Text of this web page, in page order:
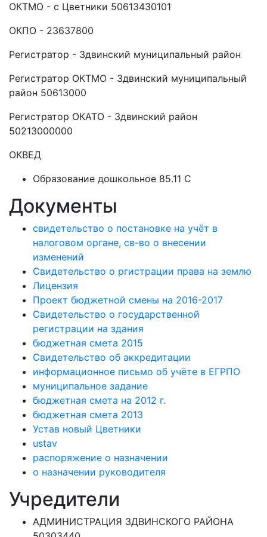
ОКТМО - с Цветники 50613430101
ОКПО - 23637800
Регистратор - Здвинский муниципальный район
Регистратор ОКТМО - Здвинский муниципальный
район 50613000
Регистратор ОКАТО - Здвинский район
50213000000
ОКВЕД
Образование дошкольное 85.11 C
Документы
свидетельство о постановке на учёт в
налоговом органе, св-во о внесении
изменений
Свидетельство о ргистрации права на землю
Лицензия
Проект бюджетной смены на 2016-2017
Свидетельство о государственной
регистрации на здания
бюджетная смета 2015
Свидетельство об аккредитации
информационное письмо об учёте в ЕГРПО
муниципальное задание
бюджетная смета на 2012 г.
бюджетная смета 2013
Устав новый Цветники
ustav
распоряжение о назначении
о назначении руководителя
Учредители
АДМИНИСТРАЦИЯ ЗДВИНСКОГО РАЙОНА